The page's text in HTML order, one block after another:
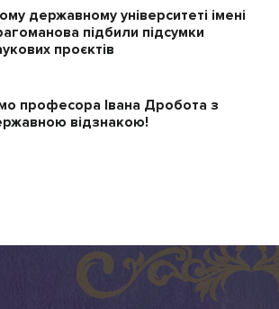
державному університеті імені
підбили підсумки
проєктів
професора Івана Дробота з
відзнакою!